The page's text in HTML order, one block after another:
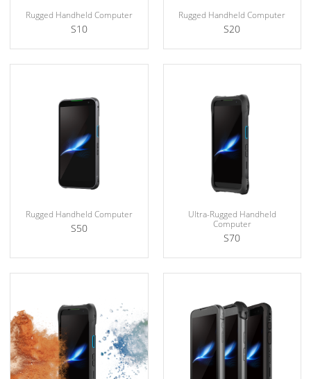
Rugged Handheld Computer
S10
Rugged Handheld Computer
S20
Rugged Handheld Computer
S50
Ultra-Rugged Handheld
Computer
S70